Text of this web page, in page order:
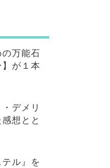
の万能石
が１本
デメリ
想とと
テル』を